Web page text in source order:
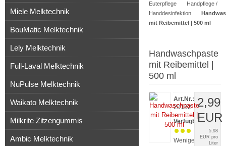
Euterpflege
Handpflege /
Handdesinfektion
mit Reibemittel | 500 ml
Handwaschpaste
mit Reibemittel |
500 ml
Art.Nr.:
20182
Verfügbarkeit:
Wenige
2,99
EUR
5,98
EUR pro
Liter
Miele Melktechnik
BouMatic Melktechnik
Lely Melktechnik
Full-Laval Melktechnik
NuPulse Melktechnik
Waikato Melktechnik
Milkrite Zitzengummis
Ambic Melktechnik